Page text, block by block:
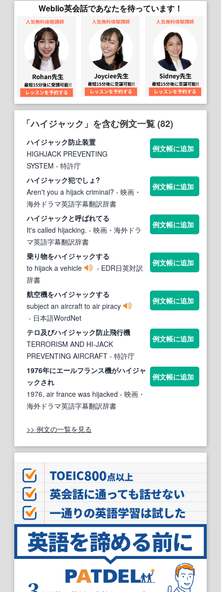
Weblio英会話であなたを待っています！
「ハイジャック」を含む例文一覧 (82)
ハイジャック防止装置
HIGHJACK PREVENTING
SYSTEM - 特許庁
例文帳に追加
ハイジャック犯でしょ?
Aren't you a hijack criminal? - 映画・
海外ドラマ英語字幕翻訳辞書
例文帳に追加
ハイジャック と呼ばれてる
It's called hijacking. - 映画・海外ドラ
マ英語字幕翻訳辞書
例文帳に追加
乗り物をハイジャックする
to hijack a vehicle
- EDR日英対訳
辞書
例文帳に追加
航空機をハイジャックする
subject an aircraft to air piracy
- 日本語WordNet
例文帳に追加
テロ及びハイジャック防止飛行機
TERRORISM AND HI-JACK
PREVENTING AIRCRAFT - 特許庁
例文帳に追加
1976年にエールフランス機がハイジャ
ックされ
1976, air france was hijacked - 映画・
海外ドラマ英語字幕翻訳辞書
例文帳に追加
>> 例文の一覧を見る